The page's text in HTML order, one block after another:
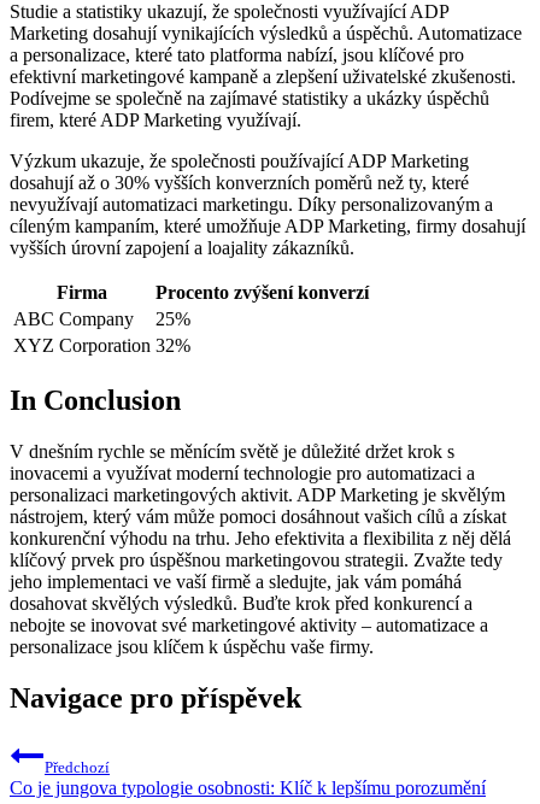
Studie a statistiky ⁢ukazují, že společnosti využívající ⁢ADP
Marketing dosahují vynikajících výsledků a úspěchů. Automatizace
a personalizace, které tato platforma nabízí, jsou klíčové pro
efektivní marketingové kampaně ‍a⁣ zlepšení uživatelské zkušenosti.
Podívejme se společně na zajímavé statistiky a ​ukázky úspěchů​
firem, ​které ADP Marketing využívají.
Výzkum ukazuje, že společnosti používající ADP Marketing
dosahují až ⁢o 30% vyšších konverzních poměrů než ty, které
nevyužívají‍ automatizaci marketingu. Díky personalizovaným a
cíleným kampaním, které umožňuje ADP Marketing, firmy dosahují
vyšších úrovní zapojení a loajality zákazníků.
Firma
Procento zvýšení konverzí
ABC Company
25%
XYZ Corporation 32%
In Conclusion
V dnešním rychle se měnícím‍ světě je důležité držet krok s
inovacemi a využívat moderní⁣ technologie pro automatizaci a
personalizaci marketingových aktivit. ADP Marketing je skvělým
nástrojem, který vám může pomoci dosáhnout vašich cílů a získat
konkurenční výhodu na⁢ trhu. Jeho​ efektivita a flexibilita z ⁣něj dělá
klíčový prvek pro úspěšnou marketingovou strategii. Zvažte tedy ​
jeho implementaci ve vaší firmě a ⁤sledujte, jak vám pomáhá
dosahovat skvělých výsledků. Buďte krok před konkurencí a
nebojte se inovovat své marketingové aktivity – automatizace⁣ a
personalizace jsou klíčem k úspěchu vaše firmy.
Navigace pro příspěvek
Předchozí
Co je jungova typologie osobnosti: Klíč k lepšímu porozumění